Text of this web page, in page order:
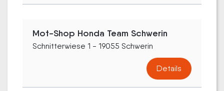
Mot-Shop Honda Team Schwerin
Schnitterwiese 1 - 19055 Schwerin
Details